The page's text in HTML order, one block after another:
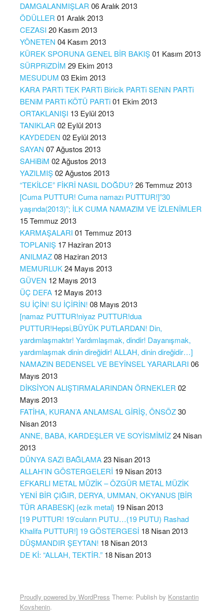
DAMGALANMIŞLAR 06 Aralık 2013
ÖDÜLLER 01 Aralık 2013
CEZASI 20 Kasım 2013
YÖNETEN 04 Kasım 2013
KÜREK SPORUNA GENEL BİR BAKIŞ01 Kasım 2013
SÜRPRiZDİM 29 Ekim 2013
MESUDUM 03 Ekim 2013
KARA PARTi TEK PARTi Biricik PARTi SENiN PARTi
BENiM PARTi KÖTÜ PARTi01 Ekim 2013
ORTAKLANIŞI 13 Eylül 2013
TANIKLAR 02 Eylül 2013
KAYDEDEN 02 Eylül 2013
SAYAN 07 Ağustos 2013
SAHiBiM 02 Ağustos 2013
YAZILMIŞ02 Ağustos 2013
“TEKİLCE” FİKRİ NASIL DOĞDU?26 Temmuz 2013
[Cuma PUTTUR! Cuma namazı PUTTUR!]”30
yaşında(2013)”; İLK CUMA NAMAZIM VE İZLENİMLER
15 Temmuz 2013
KARMAŞALARI 01 Temmuz 2013
TOPLANIŞ 17 Haziran 2013
ANILMAZ08 Haziran 2013
MEMURLUK24 Mayıs 2013
GÜVEN 12 Mayıs 2013
ÜÇ DEFA 12 Mayıs 2013
SU İÇİN! SU İÇİRİN! 08 Mayıs 2013
[namaz PUTTUR!niyaz PUTTUR!dua
PUTTUR!Hepsi,BÜYÜK PUTLARDAN! Din,
yardımlaşmaktır! Yardımlaşmak, dindir! Dayanışmak,
yardımlaşmak dinin direğidir! ALLAH, dinin direğidir…]
NAMAZIN BEDENSEL VE BEYİNSEL YARARLARI 06
Mayıs 2013
DİKSİYON ALIŞTIRMALARINDAN ÖRNEKLER 02
Mayıs 2013
FATİHA, KURAN’A ANLAMSAL GİRİŞ, ÖNSÖZ30
Nisan 2013
ANNE, BABA, KARDEŞLER VE SOYİSMİMİZ24 Nisan
2013
DÜNYA SAZI BAĞLAMA23 Nisan 2013
ALLAH’IN GÖSTERGELERİ 19 Nisan 2013
EFKARLI METAL MÜZİK – ÖZGÜR METAL MÜZİK
YENİ BİR ÇIĞIR, DERYA, UMMAN, OKYANUS [BİR
TÜR ARABESK] {ezik metal} 19 Nisan 2013
[19 PUTTUR! 19’cuların PUTU…(19 PUTU) Rashad
Khalifa PUTTUR!] 19 GÖSTERGESİ 18 Nisan 2013
DÜŞMANDIR ŞEYTAN! 18 Nisan 2013
DE Kİ: “ALLAH, TEKTİR.” 18 Nisan 2013
Proudly powered by WordPress Theme: Publish by Konstantin
Kovshenin.